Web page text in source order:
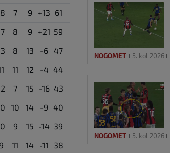
7 9 +13 61
8 9 +21 59
8 13 -6 47
11 12 -4 44
7 15 -16 43
10 14 -9 40
9 15 -14 39
9 11 14 -11
38
NOGOMET 5. kol 2026
NOGOMET 5. kol 2026